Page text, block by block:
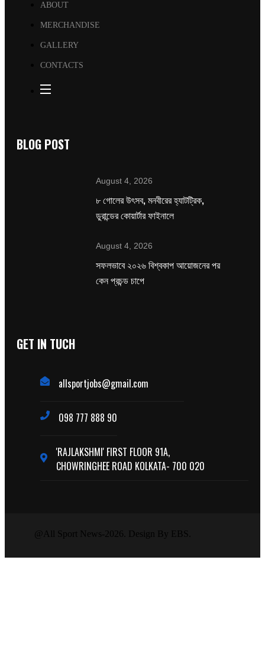
ABOUT
MERCHANDISE
GALLERY
CONTACTS
BLOG POST
August 4, 2026
৮ গোলের উৎসব, মনবীরের হ্যাটট্রিক,
ডুরান্ডের কোয়ার্টার ফাইনালে
August 4, 2026
সফলভাবে ২০২৬ বিশ্বকাপ আয়োজনের পর
কেন প্রচন্ড চাপে
GET IN TUCH
allsportjobs@gmail.com
098 777 888 90
'RAJLAKSHMI' FIRST FLOOR 91A,
CHOWRINGHEE ROAD KOLKATA- 700 020
@All Sport News-2026. Design By EBS.